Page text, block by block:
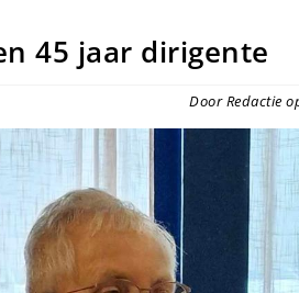
45 jaar dirigente
Door Redactie